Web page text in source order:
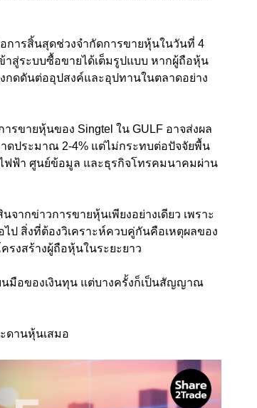
การสิ้นสุดช่วงจำกัดการขายหุ้นในวันที่ 4
าสู่ระบบซื้อขายได้เต็มรูปแบบ หากผู้ถือหุ้น
กดดันต่ออุปสงค์และอุปทานในตลาดอย่าง
รขายหุ้นของ Singtel ใน GULF อาจส่งผล
ดประมาณ 2-4% แต่ไม่กระทบต่อปัจจัยพื้น
ฟฟ้า ศูนย์ข้อมูล และธุรกิจโทรคมนาคมผ่าน
กข่าวการขายหุ้นเพียงอย่างเดียว เพราะ
สิ่งที่ต้องวิเคราะห์ควบคู่กันคือเหตุผลของ
รงสร้างผู้ถือหุ้นในระยะยาว
นมือของเงินทุน แต่บางครั้งก็เป็นสัญญาณ
ดานหุ้นเสมอ